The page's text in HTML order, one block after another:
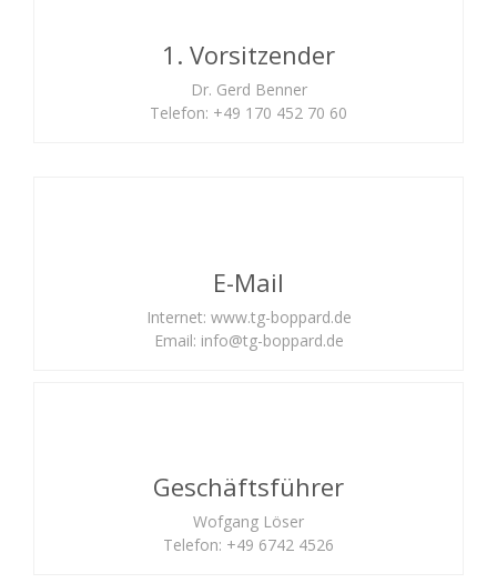
1. Vorsitzender
Dr. Gerd Benner
Telefon: +49 170 452 70 60
E-Mail
Internet: www.tg-boppard.de
Email: info@tg-boppard.de
Geschäftsführer
Wofgang Löser
Telefon: +49 6742 4526